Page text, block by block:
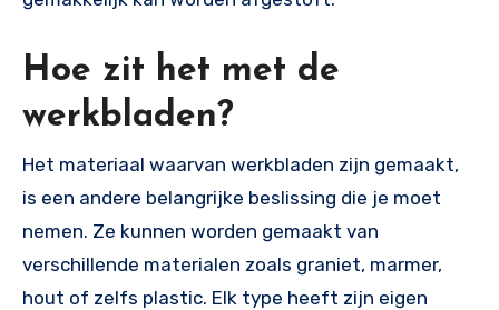
Hoe zit het met de
werkbladen?
Het materiaal waarvan werkbladen zijn gemaakt,
is een andere belangrijke beslissing die je moet
nemen. Ze kunnen worden gemaakt van
verschillende materialen zoals graniet, marmer,
hout of zelfs plastic. Elk type heeft zijn eigen